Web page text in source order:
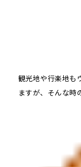
観光地や行楽地も
ますが、そんな時